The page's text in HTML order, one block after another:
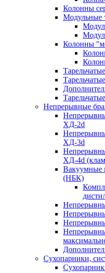
Колонны
Модульные
Колонны
Непрерывные
ХД-2d
ХД-3d
ХД-4d
Вакуумные
(НБК)
Сухопарники,